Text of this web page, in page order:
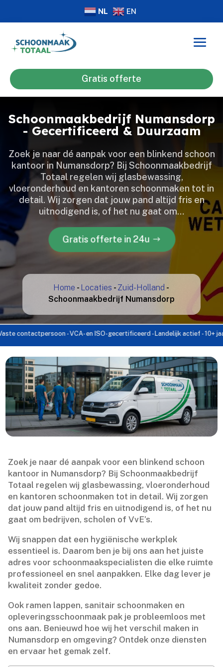
NL EN
Gratis offerte
Schoonmaakbedrijf Numansdorp
- Gecertificeerd & Duurzaam
Zoek je naar dé aanpak voor een blinkend schoon
kantoor in Numansdorp? Bij Schoonmaakbedrijf
Totaal regelen wij glasbewassing,
vloeronderhoud en kantoren schoonmaken tot in
detail.​ Wij zorgen dat jouw pand altijd fris en
uitnodigend is, of het nu gaat om…
Gratis offerte in 24u
Home - Locaties - Zuid-Holland -
Schoonmaakbedrijf Numansdorp
- VCA- en ISO-gecertificeerd - Landelijk actief - 10+ jaar
Zoek je naar dé aanpak voor een blinkend schoon
kantoor in Numansdorp? Bij Schoonmaakbedrijf
Totaal regelen wij glasbewassing, vloeronderhoud
en kantoren schoonmaken tot in detail.​ Wij zorgen
dat jouw pand altijd fris en uitnodigend is, of het nu
gaat om bedrijven, scholen of VvE’s.​
Wij snappen dat een hygiënische werkplek
essentieel is.​ Daarom ben je bij ons aan het juiste
adres voor schoonmaakspecialisten die elke ruimte
professioneel en snel aanpakken.​ Elke dag lever je
kwaliteit zonder gedoe.​
Ook ramen lappen, sanitair schoonmaken en
opleveringsschoonmaak pak je probleemloos met
ons aan.​ Benieuwd hoe wij het verschil maken in
Numansdorp en omgeving? Ontdek onze diensten
en ervaar het gemak zelf.​